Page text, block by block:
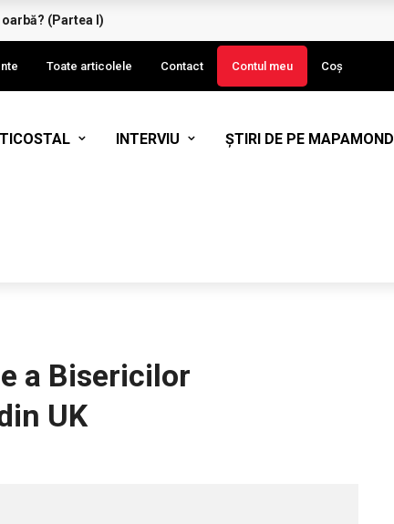
(Partea I)
Toate articolele Contact Contul meu Coș
INTERVIU ȘTIRI DE PE MAPAMOND
a Bisericilor
UK